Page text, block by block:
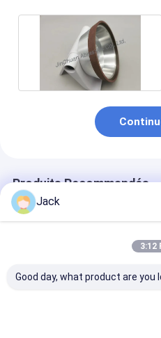
Produits Recommandés
Jack
3:12
Good day, what product are you